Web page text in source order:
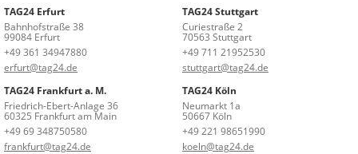
TAG24 Erfurt
Bahnhofstraße 38
99084 Erfurt
+49 361 34947880
erfurt@tag24.de
TAG24 Stuttgart
Curiestraße 2
70563 Stuttgart
+49 711 21952530
stuttgart@tag24.de
TAG24 Frankfurt a. M.
Friedrich-Ebert-Anlage 36
60325 Frankfurt am Main
+49 69 348750580
frankfurt@tag24.de
TAG24 Köln
Neumarkt 1a
50667 Köln
+49 221 98651990
koeln@tag24.de